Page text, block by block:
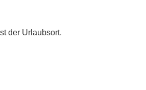
der Urlaubsort.